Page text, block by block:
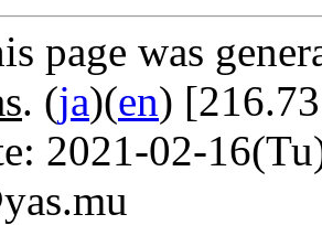
page was
. (ja)(en)
2021-02-